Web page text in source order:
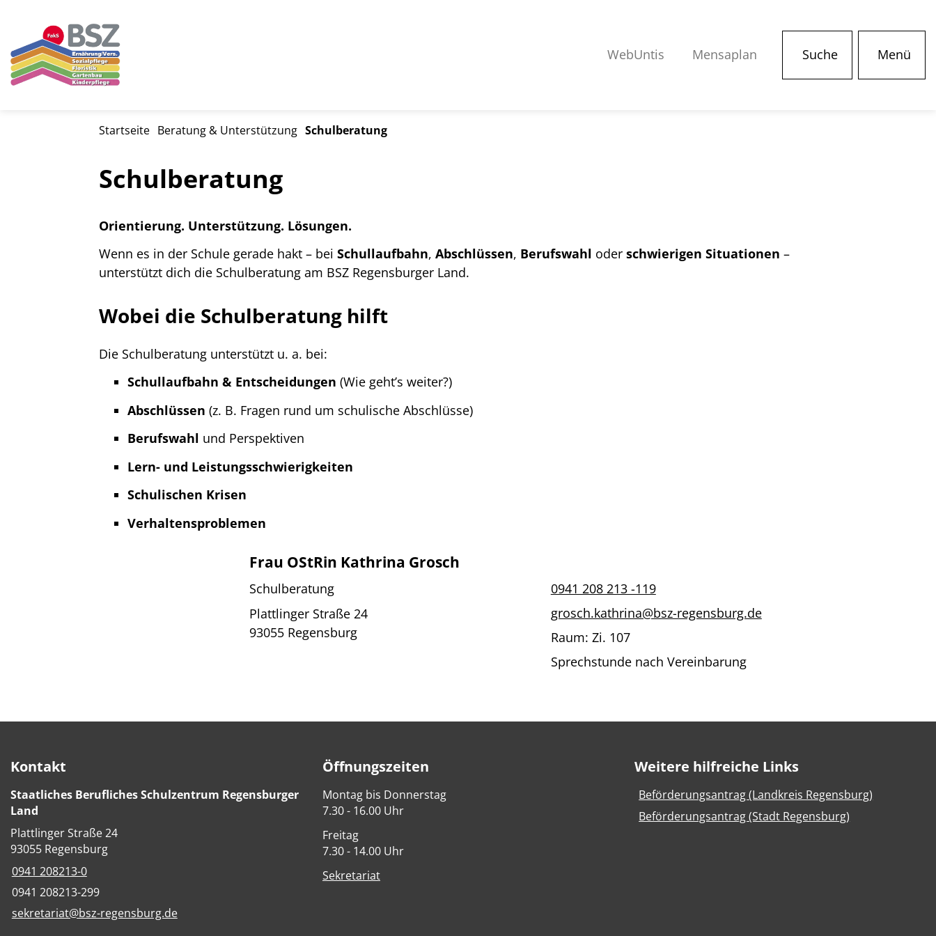
WebUntis Mensaplan Suche Menü
Startseite Beratung & Unterstützung Schulberatung
Schulberatung
Orientierung. Unterstützung. Lösungen.
Wenn es in der Schule gerade hakt – bei Schullaufbahn, Abschlüssen, Berufswahl oder schwierigen Situationen –
unterstützt dich die Schulberatung am BSZ Regensburger Land.
Wobei die Schulberatung hilft
Die Schulberatung unterstützt u. a. bei:
Schullaufbahn & Entscheidungen (Wie geht’s weiter?)
Abschlüssen (z. B. Fragen rund um schulische Abschlüsse)
Berufswahl und Perspektiven
Lern- und Leistungsschwierigkeiten
Schulischen Krisen
Verhaltensproblemen
Frau OStRin Kathrina Grosch
Schulberatung
Plattlinger Straße 24
93055 Regensburg
0941 208 213 -119
grosch.kathrina@bsz-regensburg.de
Raum: Zi. 107
Sprechstunde nach Vereinbarung
Kontakt
Staatliches Berufliches Schulzentrum Regensburger
Land
Plattlinger Straße 24
93055 Regensburg
0941 208213-0
0941 208213-299
sekretariat@bsz-regensburg.de
Öffnungszeiten
Montag bis Donnerstag
7.30 - 16.00 Uhr
Freitag
7.30 - 14.00 Uhr
Sekretariat
Weitere hilfreiche Links
Beförderungsantrag (Landkreis Regensburg)
Beförderungsantrag (Stadt Regensburg)